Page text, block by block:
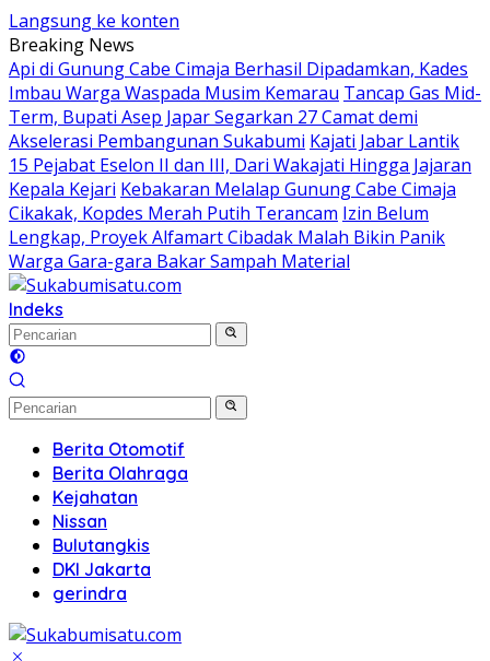
Langsung ke konten
Breaking News
Api di Gunung Cabe Cimaja Berhasil Dipadamkan, Kades
Imbau Warga Waspada Musim Kemarau Tancap Gas Mid-
Term, Bupati Asep Japar Segarkan 27 Camat demi
Akselerasi Pembangunan Sukabumi Kajati Jabar Lantik
15 Pejabat Eselon II dan III, Dari Wakajati Hingga Jajaran
Kepala Kejari Kebakaran Melalap Gunung Cabe Cimaja
Cikakak, Kopdes Merah Putih Terancam Izin Belum
Lengkap, Proyek Alfamart Cibadak Malah Bikin Panik
Warga Gara-gara Bakar Sampah Material
Indeks
Berita Otomotif
Berita Olahraga
Kejahatan
Nissan
Bulutangkis
DKI Jakarta
gerindra